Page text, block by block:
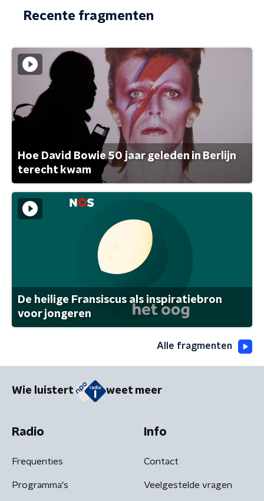
Recente fragmenten
Hoe David Bowie 50 jaar geleden in Berlijn
terecht kwam
De heilige Fransiscus als inspiratiebron
voor jongeren
Alle fragmenten
Wie luistert weet meer
Radio
Frequenties
Programma's
Info
Contact
Veelgestelde vragen